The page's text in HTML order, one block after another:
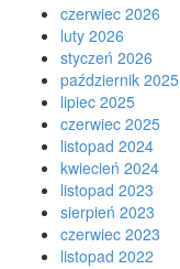
czerwiec 2026
luty 2026
styczeń 2026
październik 2025
lipiec 2025
czerwiec 2025
listopad 2024
kwiecień 2024
listopad 2023
sierpień 2023
czerwiec 2023
listopad 2022